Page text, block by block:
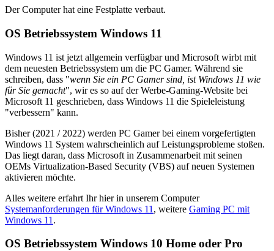
Der Computer hat eine Festplatte verbaut.
OS Betriebssystem Windows 11
Windows 11 ist jetzt allgemein verfügbar und Microsoft wirbt mit
dem neuesten Betriebssystem um die PC Gamer. Während sie
schreiben, dass "wenn Sie ein PC Gamer sind, ist Windows 11 wie
für Sie gemacht", wir es so auf der Werbe-Gaming-Website bei
Microsoft 11 geschrieben, dass Windows 11 die Spieleleistung
"verbessern" kann.
Bisher (2021 / 2022) werden PC Gamer bei einem vorgefertigten
Windows 11 System wahrscheinlich auf Leistungsprobleme stoßen.
Das liegt daran, dass Microsoft in Zusammenarbeit mit seinen
OEMs Virtualization-Based Security (VBS) auf neuen Systemen
aktivieren möchte.
Alles weitere erfahrt Ihr hier in unserem Computer
Systemanforderungen für Windows 11 , weitere Gaming PC mit
Windows 11 .
OS Betriebssystem Windows 10 Home oder Pro